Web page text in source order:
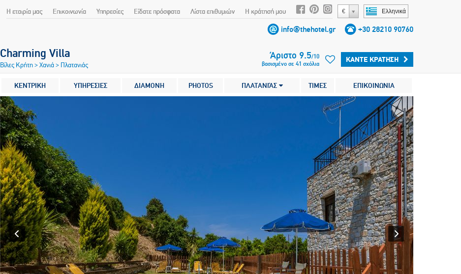
Ελληνικά
€
Η εταιρία μας Επικοινωνία Υπηρεσίες Είδατε πρόσφατα Λίστα επιθυμιών Η κράτησή μου
info@thehotel.gr +30 28210 90760
Charming Villa
Βίλες Κρήτη>Χανιά> Πλατανιάς
ΚΆΝΤΕ ΚΡΆΤΗΣΗ
Άριστο 9.5/10
βασισμένο σε 41 σχόλια
ΚΕΝΤΡΙΚΗ ΥΠΗΡΕΣΙΕΣ ΔΙΑΜΟΝΗ PHOTOS ΠΛΑΤΑΝΙΆΣ ΤΙΜΕΣ ΕΠΙΚΟΙΝΩΝΙΑ